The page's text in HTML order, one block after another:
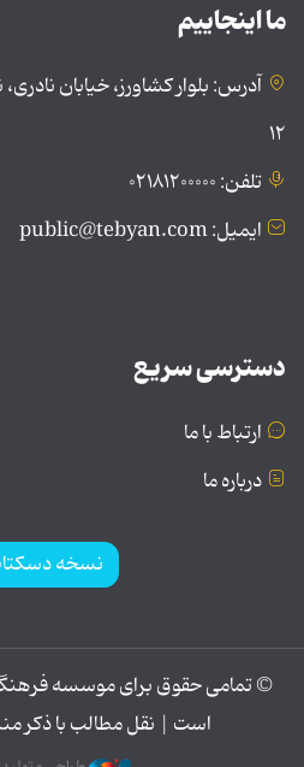
ما اینجاییم
آدرس: بلوار کشاورز، خیابان
۱۲
تلفن: ۰۲۱۸۱۲۰۰۰۰۰
ایمیل: public@tebyan.com
دسترسی سریع
ارتباط با ما
درباره ما
نسخه
© تمامی حقوق برای موسسه
است | نقل مطالب با ذکر